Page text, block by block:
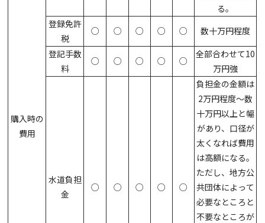
購入時の
費用
る。
登録免許
税
○ ○ ○ ○ ○
数十万円程度
登記手数
料
○ ○ ○ ○ ○
全部合わせて10
万円強
水道負担
金
○ ○ ○ ○ ○
負担金の金額は
2万円程度～数
十万円以上と幅
があり、口径が
太くなれば費用
は高額になる。
ただし、地方公
共団体によって
必要なところと
不要なところが